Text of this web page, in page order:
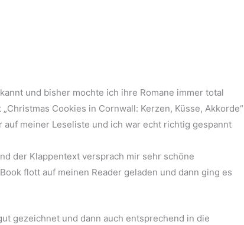
und bisher mochte ich ihre Romane immer total
Cookies in Cornwall: Kerzen, Küsse, Akkorde“
auf meiner Leseliste und ich war echt richtig gespannt
der Klappentext versprach mir sehr schöne
flott auf meinen Reader geladen und dann ging es
gezeichnet und dann auch entsprechend in die